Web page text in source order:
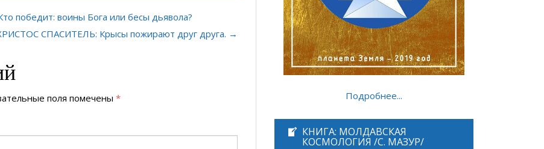
победит: воины Бога или бесы дьявола?
СПАСИТЕЛЬ: Крысы пожирают друг друга. →
поля помечены * Подробнее...
КНИГА: МОЛДАВСКАЯ
КОСМОЛОГИЯ /С. МАЗУР/